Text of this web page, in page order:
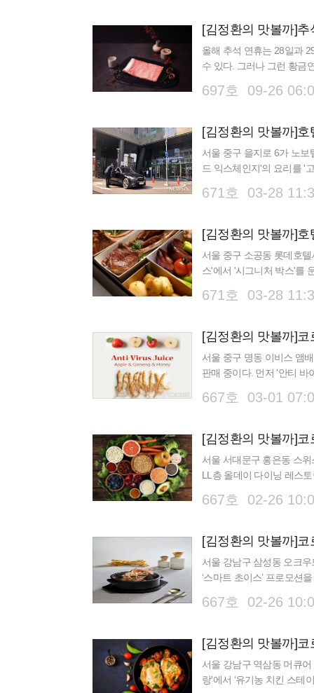
올해 추석 연휴는 28일과
수 있다. 그러나 그런 황금
697호 09-26
서울 중구 을지로 6가 노
드 익스체인지'의 요리를 '
671호 03-28
[김정환의 맛볼까]
서울 중구 소공동 롯데호
스'에서 '시그니처 박스'를
671호 03-28
서울 중구 명동 이비스 앰
판매 중이다. 먼저 '안티 바
667호 03-01
서울 서대문구 홍은동 스
LL층 올데이 다이닝 레스
667호 02-26
[김정환의 맛볼까]
서울 강남구 삼성동 오크
‘스마트 초이스’ 프로모션
667호 02-26
[김정환의 맛볼까]
서울 강남구 역삼동 머큐
랑'에서 ‘유기농 치킨 스테